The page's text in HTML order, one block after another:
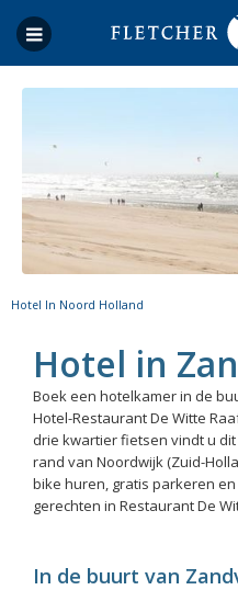
Hotel In Noord Holland
Hotel in
Boek een hotelkamer in de
Hotel-Restaurant De Witte
drie kwartier fietsen vindt u
rand van Noordwijk (Zuid-
bike huren, gratis parkeren
gerechten in Restaurant De
In de buurt van